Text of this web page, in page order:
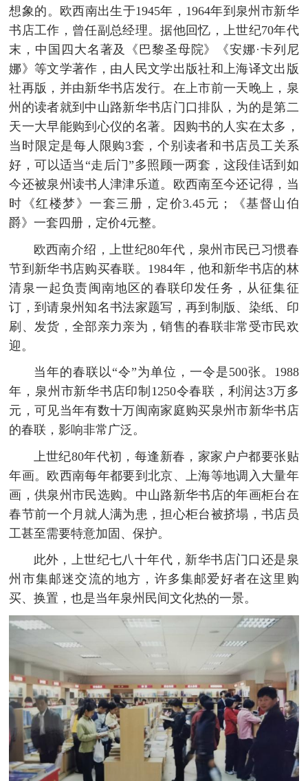
想象的。欧西南出生于1945年，1964年到泉州市新华
书店工作，曾任副总经理。据他回忆，上世纪70年代
末，中国四大名著及《巴黎圣母院》《安娜·卡列尼
娜》等文学著作，由人民文学出版社和上海译文出版
社再版，并由新华书店发行。在上市前一天晚上，泉
州的读者就到中山路新华书店门口排队，为的是第二
天一大早能购到心仪的名著。因购书的人实在太多，
当时限定是每人限购3套，个别读者和书店员工关系
好，可以适当“走后门”多照顾一两套，这段佳话到如
今还被泉州读书人津津乐道。欧西南至今还记得，当
时《红楼梦》一套三册，定价3.45元；《基督山伯
爵》一套四册，定价4元整。
欧西南介绍，上世纪80年代，泉州市民已习惯春
节到新华书店购买春联。1984年，他和新华书店的林
清泉一起负责闽南地区的春联印发任务，从征集征
订，到请泉州知名书法家题写，再到制版、染纸、印
刷、发货，全部亲力亲为，销售的春联非常受市民欢
迎。
当年的春联以“令”为单位，一令是500张。1988
年，泉州市新华书店印制1250令春联，利润达3万多
元，可见当年有数十万闽南家庭购买泉州市新华书店
的春联，影响非常广泛。
上世纪80年代初，每逢新春，家家户户都要张贴
年画。欧西南每年都要到北京、上海等地调入大量年
画，供泉州市民选购。中山路新华书店的年画柜台在
春节前一个月就人满为患，担心柜台被挤塌，书店员
工甚至需要特意加固、保护。
此外，上世纪七八十年代，新华书店门口还是泉
州市集邮迷交流的地方，许多集邮爱好者在这里购
买、换置，也是当年泉州民间文化热的一景。